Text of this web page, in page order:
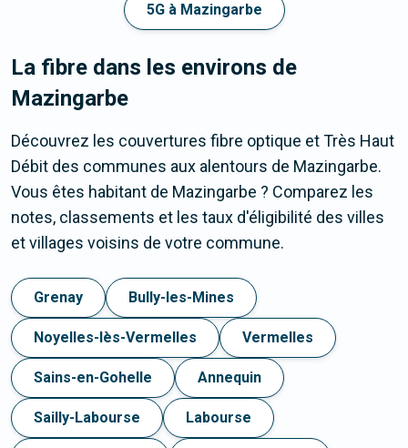
5G à Mazingarbe
La fibre dans les environs de
Mazingarbe
Découvrez les couvertures fibre optique et Très Haut
Débit des communes aux alentours de Mazingarbe.
Vous êtes habitant de Mazingarbe ? Comparez les
notes, classements et les taux d'éligibilité des villes
et villages voisins de votre commune.
Grenay Bully-les-Mines
Noyelles-lès-Vermelles Vermelles
Sains-en-Gohelle Annequin
Sailly-Labourse Labourse